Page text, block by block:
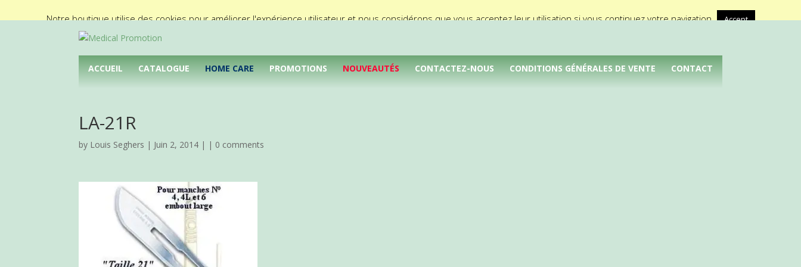
A propos de Médical Promotion
ACCUEIL CATALOGUE HOME CARE PROMOTIONS NOUVEAUTÉS CONTACTEZ-NOUS CONDITIONS GÉNÉRALES DE VENTE CONTACT
LA-21R
by Louis Seghers | Juin 2, 2014 | | 0 comments
Notre boutique utilise des cookies pour améliorer l'expérience utilisateur et nous considérons que vous acceptez leur utilisation si vous continuez votre navigation. Accept